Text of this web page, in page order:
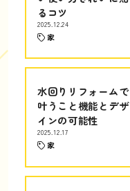
るコツ
2025.12.24
家
水回りリフォームで
叶うこと機能とデザ
インの可能性
2025.12.17
家